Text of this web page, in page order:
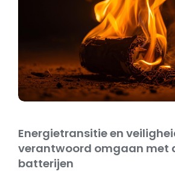
Energietransitie en
verantwoord omgaan met
batterijen